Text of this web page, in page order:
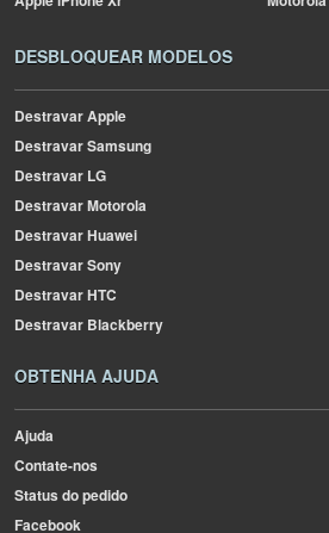
DESBLOQUEAR MODELOS
Destravar Apple
Destravar Samsung
Destravar LG
Destravar Motorola
Destravar Huawei
Destravar Sony
Destravar HTC
Destravar Blackberry
OBTENHA AJUDA
Ajuda
Contate-nos
Status do pedido
Facebook